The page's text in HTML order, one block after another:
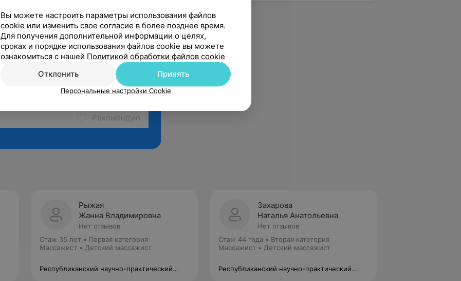
Рекомендую
Рыжая
Жанна Владимировна
Нет отзывов
Стаж 35 лет • Первая категория
Массажист • Детский массажист
Республиканский научно-практический
Захарова
Наталья Анатольевна
Нет отзывов
Стаж 44 года • Вторая категория
Массажист • Детский массажист
Республиканский научно-практический
Вы можете настроить параметры использования файлов
cookie или изменить свое согласие в более позднее время.
Для получения дополнительной информации о целях,
сроках и порядке использования файлов cookie вы можете
ознакомиться с нашей Политикой обработки файлов cookie
Отклонить
Принять
Персональные настройки Cookie